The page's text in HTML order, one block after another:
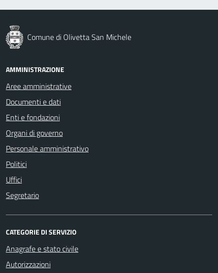
Comune di Olivetta San Michele
AMMINISTRAZIONE
Aree amministrative
Documenti e dati
Enti e fondazioni
Organi di governo
Personale amministrativo
Politici
Uffici
Segretario
CATEGORIE DI SERVIZIO
Anagrafe e stato civile
Autorizzazioni